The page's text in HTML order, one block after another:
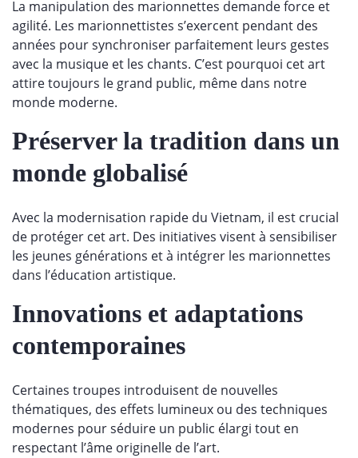
La manipulation des marionnettes demande force et
agilité. Les marionnettistes s’exercent pendant des
années pour synchroniser parfaitement leurs gestes
avec la musique et les chants. C’est pourquoi cet art
attire toujours le grand public, même dans notre
monde moderne.
Préserver la tradition dans un
monde globalisé
Avec la modernisation rapide du Vietnam, il est crucial
de protéger cet art. Des initiatives visent à sensibiliser
les jeunes générations et à intégrer les marionnettes
dans l’éducation artistique.
Innovations et adaptations
contemporaines
Certaines troupes introduisent de nouvelles
thématiques, des effets lumineux ou des techniques
modernes pour séduire un public élargi tout en
respectant l’âme originelle de l’art.